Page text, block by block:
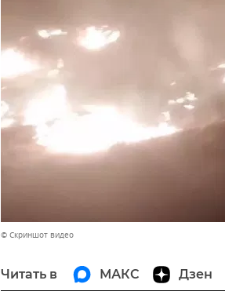
© Скриншот видео
Читать в МАКС Дзен